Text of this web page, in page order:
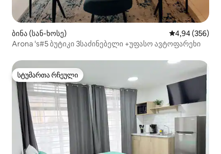
ბინა (სან-ხოსე) საშუალო
4,94 (356)
Arona 's#5 ბუტიკი 3საძინებელი +უფასო ავტოფარეხი
სტუმართა რჩეული
სტუმართა რჩეული